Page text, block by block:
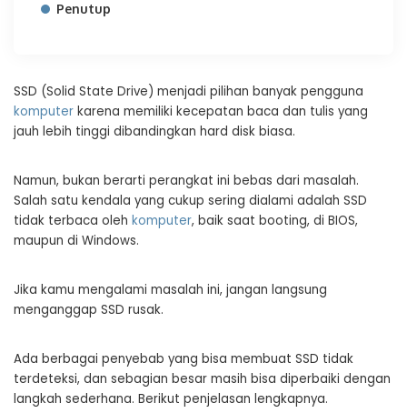
Penutup
SSD (Solid State Drive) menjadi pilihan banyak pengguna
komputer karena memiliki kecepatan baca dan tulis yang
jauh lebih tinggi dibandingkan hard disk biasa.
Namun, bukan berarti perangkat ini bebas dari masalah.
Salah satu kendala yang cukup sering dialami adalah SSD
tidak terbaca oleh komputer, baik saat booting, di BIOS,
maupun di Windows.
Jika kamu mengalami masalah ini, jangan langsung
menganggap SSD rusak.
Ada berbagai penyebab yang bisa membuat SSD tidak
terdeteksi, dan sebagian besar masih bisa diperbaiki dengan
langkah sederhana. Berikut penjelasan lengkapnya.